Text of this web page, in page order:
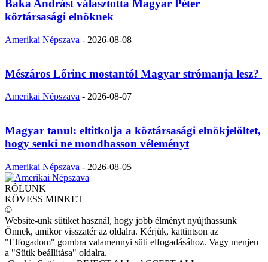
Baka Andrást választotta Magyar Péter
köztársasági elnöknek
Amerikai Népszava - 2026-08-08
Mészáros Lőrinc mostantól Magyar strómanja lesz?
Amerikai Népszava - 2026-08-07
Magyar tanul: eltitkolja a köztársasági elnökjelöltet,
hogy senki ne mondhasson véleményt
Amerikai Népszava - 2026-08-05
RÓLUNK
KÖVESS MINKET
©
Website-unk sütiket használ, hogy jobb élményt nyújthassunk
Önnek, amikor visszatér az oldalra. Kérjük, kattintson az
"Elfogadom" gombra valamennyi süti elfogadásához. Vagy menjen
a "Sütik beállítása" oldalra.